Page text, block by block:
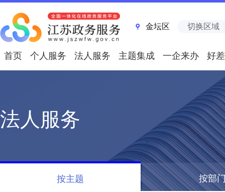
金坛区 切换区域
首页 个人服务 法人服务 主题集成 一企来办 好
法人服务
按主题 按部